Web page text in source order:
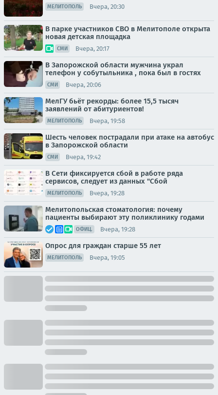
МЕЛИТОПОЛЬ Вчера, 20:30
В парке участников СВО в Мелитополе открыта
новая детская площадка
СМИ Вчера, 20:17
В Запорожской области мужчина украл
телефон у собутыльника , пока был в гостях
СМИ Вчера, 20:06
МелГУ бьёт рекорды: более 15,5 тысяч
заявлений от абитуриентов!
МЕЛИТОПОЛЬ Вчера, 19:58
Шесть человек пострадали при атаке на автобус
в Запорожской области
СМИ Вчера, 19:42
В Сети фиксируется сбой в работе ряда
сервисов, следует из данных "Сбой
МЕЛИТОПОЛЬ Вчера, 19:28
Мелитопольская стоматология: почему
пациенты выбирают эту поликлинику годами
ОФИЦ. Вчера, 19:28
Опрос для граждан старше 55 лет
МЕЛИТОПОЛЬ Вчера, 19:05